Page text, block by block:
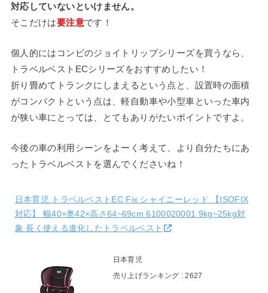
対応していないといけません。
そこだけは要注意です！
個人的にはコンビのジョイトリップシリーズを買うなら、
トラベルベストECシリーズをおすすめしたい！
折り畳めてトランクにしまえるという点と、設置時の面積
がコンパクトという点は、軽自動車や小型車といった車内
が狭い車にとっては、とてもありがたいポイントですよ。
今後の車の利用シーンをよーく考えて、より自分たちにあ
ったトラベルベストを選んでくださいね！
日本育児 トラベルベストEC Fix シャイニーレッド 【ISOFIX
対応】 幅40×奥42×高さ64~69cm 6100020001 9kg~25kg対
象 長く使える進化したトラベルベスト
日本育児
売り上げランキング : 2627